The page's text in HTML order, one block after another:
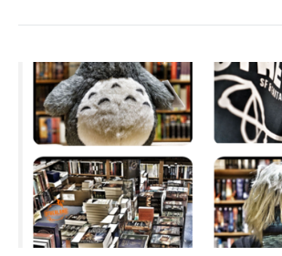
OTHERLAND